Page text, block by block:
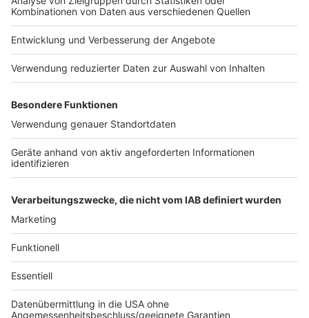
Weitere Infos und Links zum Thema:
Anzeige
Ergebnisse der Bundestagswahl in Düsseldorf
Hier informiert die Landeshauptstadt Düsseldorf über
das Wahlergebnis
Bundestagswahl 2025: Reaktionen aus dem
Düsseldorfer Rathaus
Anzeige